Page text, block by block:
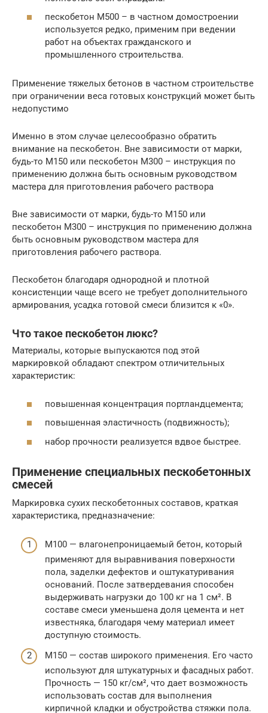
пескобетон М500 – в частном домостроении
используется редко, применим при ведении
работ на объектах гражданского и
промышленного строительства.
Применение тяжелых бетонов в частном строительстве
при ограничении веса готовых конструкций может быть
недопустимо
Именно в этом случае целесообразно обратить
внимание на пескобетон. Вне зависимости от марки,
будь-то М150 или пескобетон М300 – инструкция по
применению должна быть основным руководством
мастера для приготовления рабочего раствора
Вне зависимости от марки, будь-то М150 или
пескобетон М300 – инструкция по применению должна
быть основным руководством мастера для
приготовления рабочего раствора.
Пескобетон благодаря однородной и плотной
консистенции чаще всего не требует дополнительного
армирования, усадка готовой смеси близится к «0».
Что такое пескобетон люкс?
Материалы, которые выпускаются под этой
маркировкой обладают спектром отличительных
характеристик:
повышенная концентрация портландцемента;
повышенная эластичность (подвижность);
набор прочности реализуется вдвое быстрее.
Применение специальных пескобетонных
смесей
Маркировка сухих пескобетонных составов, краткая
характеристика, предназначение:
М100 — влагонепроницаемый бетон, который
применяют для выравнивания поверхности
пола, заделки дефектов и оштукатуривания
оснований. После затвердевания способен
выдерживать нагрузки до 100 кг на 1 см². В
составе смеси уменьшена доля цемента и нет
известняка, благодаря чему материал имеет
доступную стоимость.
М150 — состав широкого применения. Его часто
используют для штукатурных и фасадных работ.
Прочность — 150 кг/см², что дает возможность
использовать состав для выполнения
кирпичной кладки и обустройства стяжки пола.